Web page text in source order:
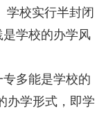
学校实行半封闭
学校的办学风
多能是学校的
办学形式，即学